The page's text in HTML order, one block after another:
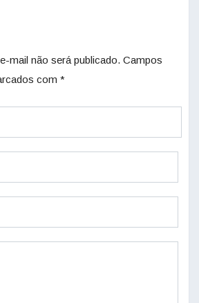
mail não será publicado. Campos
com *